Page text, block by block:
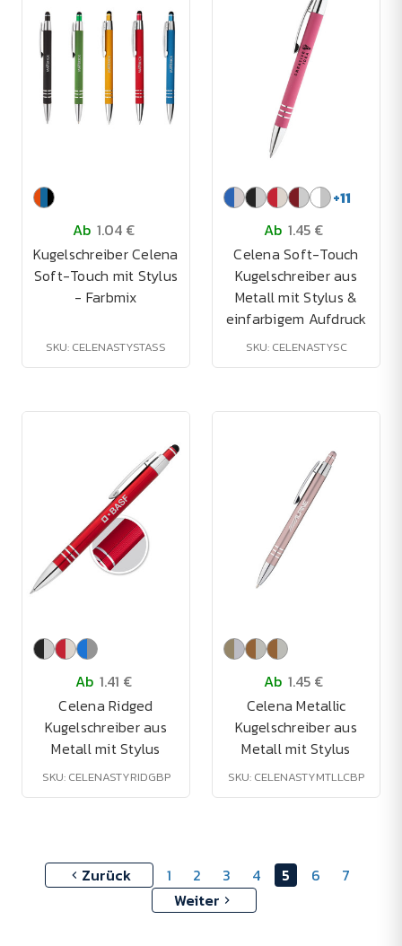
Ab 1.04 €
Kugelschreiber Celena
Soft-Touch mit Stylus
- Farbmix
SKU: CELENASTYSTASS
+11
Ab 1.45 €
Celena Soft-Touch
Kugelschreiber aus
Metall mit Stylus &
einfarbigem Aufdruck
SKU: CELENASTYSC
Ab 1.41 €
Celena Ridged
Kugelschreiber aus
Metall mit Stylus
SKU: CELENASTYRIDGBP
Ab 1.45 €
Celena Metallic
Kugelschreiber aus
Metall mit Stylus
SKU: CELENASTYMTLLCBP
Zurück 1 2 3 4 5 6
7
Weiter